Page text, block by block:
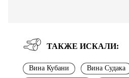
ТАКЖЕ ИСКАЛИ:
Вина Кубани Вина Судака